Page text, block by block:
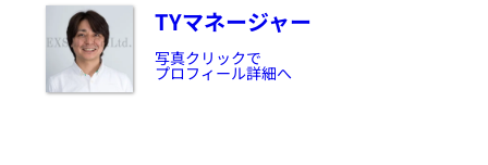
TYマネージャー
写真クリックで
プロフィール詳細へ